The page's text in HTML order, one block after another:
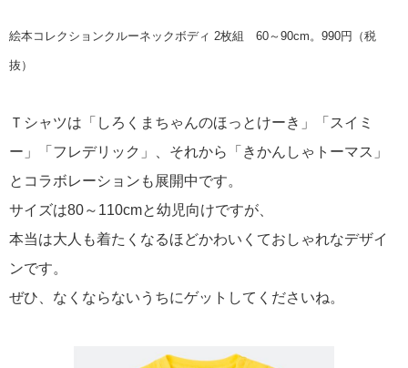
絵本コレクションクルーネックボディ 2枚組 60～90cm。990円（税
抜）
Ｔシャツは「しろくまちゃんのほっとけーき」「スイミ
ー」「フレデリック」、それから「きかんしゃトーマス」
とコラボレーションも展開中です。
サイズは80～110cmと幼児向けですが、
本当は大人も着たくなるほどかわいくておしゃれなデザイ
ンです。
ぜひ、なくならないうちにゲットしてくださいね。